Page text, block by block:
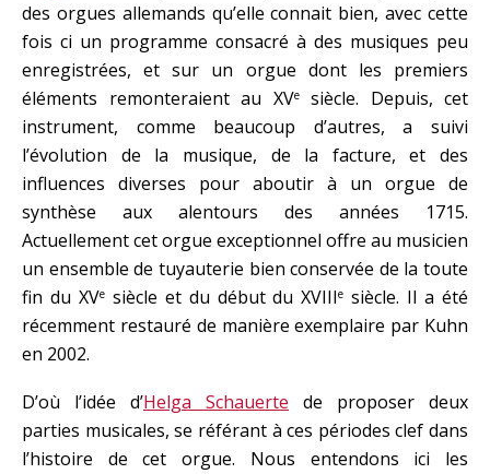
des orgues allemands qu’elle connait bien, avec cette
fois ci un programme consacré à des musiques peu
enregistrées, et sur un orgue dont les premiers
éléments remonteraient au XVesiècle. Depuis, cet
instrument, comme beaucoup d’autres, a suivi
l’évolution de la musique, de la facture, et des
influences diverses pour aboutir à un orgue de
synthèse aux alentours des années 1715.
Actuellement cet orgue exceptionnel offre au musicien
un ensemble de tuyauterie bien conservée de la toute
fin du XVesiècle et du début du XVIIIe siècle. Il a été
récemment restauré de manière exemplaire par Kuhn
en 2002.
D’où l’idée d’Helga Schauerte de proposer deux
parties musicales, se référant à ces périodes clef dans
l’histoire de cet orgue. Nous entendons ici les